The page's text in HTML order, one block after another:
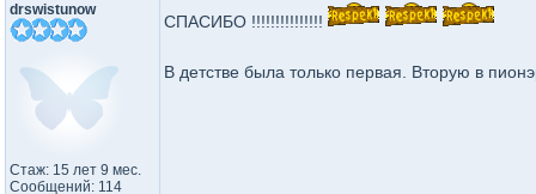
drswistunow
Стаж: 15 лет 9 мес.
Сообщений: 114
СПАСИБО !!!!!!!!!!!!!!!
В детстве была только первая. Вторую в